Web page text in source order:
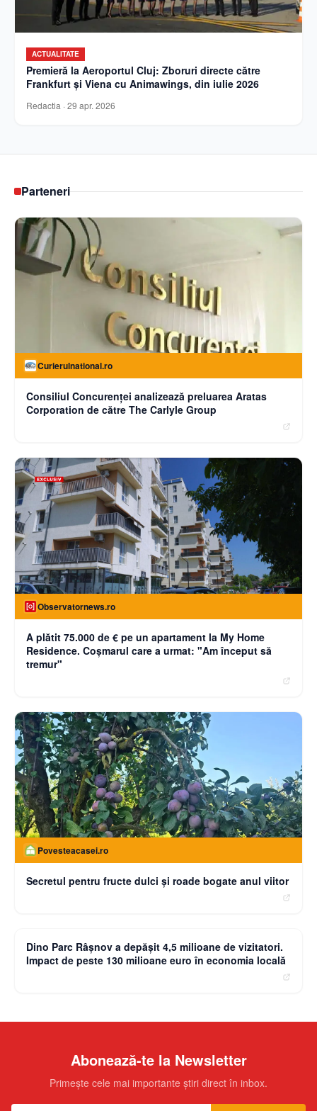
ACTUALITATE
Premieră la Aeroportul Cluj: Zboruri directe către
Frankfurt și Viena cu Animawings, din iulie 2026
Redactia · 29 apr. 2026
Parteneri
Curierulnational.ro
Consiliul Concurenței analizează preluarea Aratas
Corporation de către The Carlyle Group
Observatornews.ro
A plătit 75.000 de € pe un apartament la My Home
Residence. Coşmarul care a urmat: "Am început să
tremur"
Povesteacasei.ro
Secretul pentru fructe dulci și roade bogate anul viitor
Dino Parc Râșnov a depășit 4,5 milioane de vizitatori.
Impact de peste 130 milioane euro în economia locală
Abonează-te la Newsletter
Primește cele mai importante știri direct în inbox.